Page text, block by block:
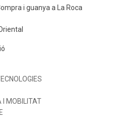
i guanya a La Roca
I MOBILITAT